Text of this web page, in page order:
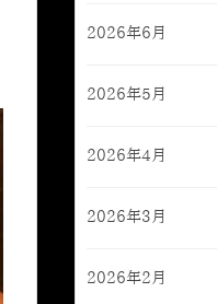
2026年6月
2026年5月
2026年4月
2026年3月
2026年2月